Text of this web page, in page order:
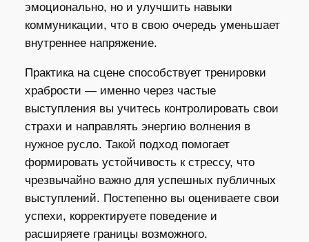
эмоционально, но и улучшить навыки
коммуникации, что в свою очередь уменьшает
внутреннее напряжение.
Практика на сцене способствует тренировки
храбрости — именно через частые
выступления вы учитесь контролировать свои
страхи и направлять энергию волнения в
нужное русло. Такой подход помогает
формировать устойчивость к стрессу, что
чрезвычайно важно для успешных публичных
выступлений. Постепенно вы оцениваете свои
успехи, корректируете поведение и
расширяете границы возможного.